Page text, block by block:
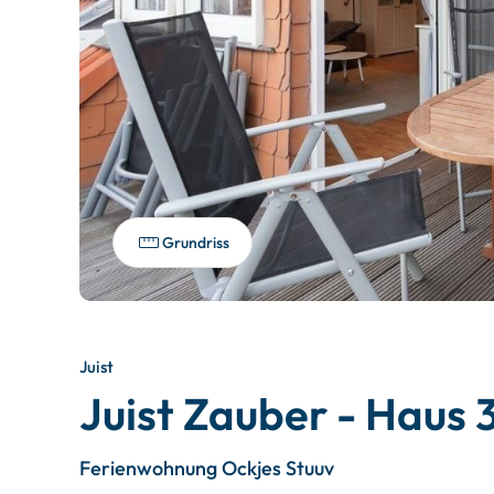
Grundriss
Juist
Juist Zauber - Haus
Ferienwohnung Ockjes Stuuv